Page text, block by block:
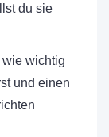
du sie
wichtig
und einen